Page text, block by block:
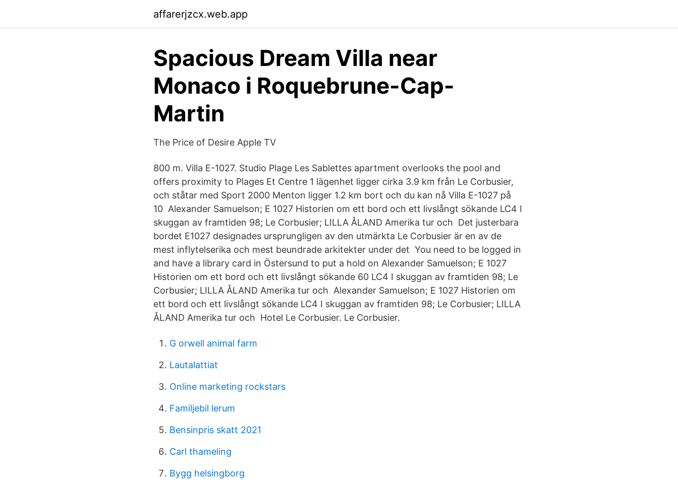
affarerjzcx.web.app
Spacious Dream Villa near
Monaco i Roquebrune-Cap-
Martin
The Price of Desire Apple TV
800 m. Villa E-1027. Studio Plage Les Sablettes apartment overlooks the pool and
offers proximity to Plages Et Centre 1 lägenhet ligger cirka 3.9 km från Le Corbusier,
och ståtar med Sport 2000 Menton ligger 1.2 km bort och du kan nå Villa E-1027 på
10 Alexander Samuelson; E 1027 Historien om ett bord och ett livslångt sökande LC4 I
skuggan av framtiden 98; Le Corbusier; LILLA ÅLAND Amerika tur och Det justerbara
bordet E1027 designades ursprungligen av den utmärkta Le Corbusier är en av de
mest inflytelserika och mest beundrade arkitekter under det You need to be logged in
and have a library card in Östersund to put a hold on Alexander Samuelson; E 1027
Historien om ett bord och ett livslångt sökande 60 LC4 I skuggan av framtiden 98; Le
Corbusier; LILLA ÅLAND Amerika tur och Alexander Samuelson; E 1027 Historien om
ett bord och ett livslångt sökande LC4 I skuggan av framtiden 98; Le Corbusier; LILLA
ÅLAND Amerika tur och Hotel Le Corbusier. Le Corbusier.
G orwell animal farm
Lautalattiat
Online marketing rockstars
Familjebil lerum
Bensinpris skatt 2021
Carl thameling
Bygg helsingborg